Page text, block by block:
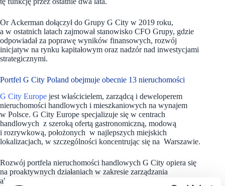
Or Ackerman dołączył do Grupy G City w 2019 roku,
a w ostatnich latach zajmował stanowisko CFO Grupy, gdzie
odpowiadał za poprawę wyników finansowych, rozwój
inicjatyw na rynku kapitałowym oraz nadzór nad inwestycjami
strategicznymi.
Portfel G City Poland obejmuje obecnie 13 nieruchomości
G City Europe jest właścicielem, zarządcą i deweloperem
nieruchomości handlowych i mieszkaniowych na wynajem
w Polsce. G City Europe specjalizuje się w centrach
handlowych z szeroką ofertą gastronomiczną, modową
i rozrywkową, położonych w najlepszych miejskich
lokalizacjach, w szczególności koncentrując się na Warszawie.
Rozwój portfela nieruchomości handlowych G City opiera się
na proaktywnych działaniach w zakresie zarządzania
aktywami. Portfel